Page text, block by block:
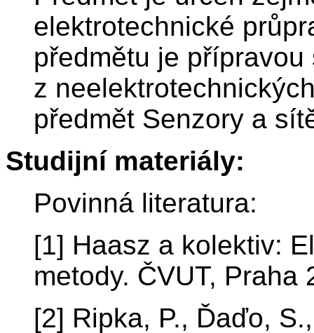
elektrotechnické
předmětu je přípravou
z
předmět Senzory a
Studijní materiály:
Povinná literatura:
[1] Haasz a kolektiv:
metody. ČVUT, Praha
[2] Ripka, P., Ďaďo,